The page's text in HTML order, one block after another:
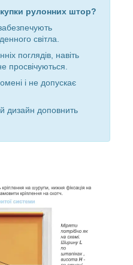
рулонних штор?
світла.
поглядів, навіть
просвічуються.
і не допускає
дизайн доповнить